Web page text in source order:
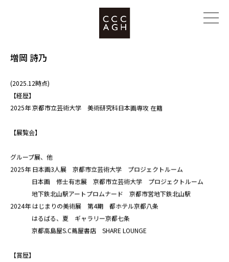
増岡 詩乃
(2025.12時点)
【経歴】
2025年 京都市立芸術大学 美術研究科日本画専攻 在籍
【展覧会】
グループ展、他
2025年 日本画3人展 京都市立芸術大学 プロジェクトルーム
日本画 修士有志展 京都市立芸術大学 プロジェクトルーム
地下鉄北山駅アートプロムナード 京都市営地下鉄北山駅
2024年 はじまりの美術展 第4期 都ホテル京都八条
はるばる、夏 ギャラリー京都七条
京都高島屋S.C蔦屋書店 SHARE LOUNGE
【賞歴】